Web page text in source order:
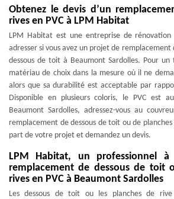
Obtenez le devis d’un
rives en PVC à LPM Habitat
LPM Habitat est une entreprise de rénovation
adresser si vous avez un projet de remplacement
dessous de toit à Beaumont Sardolles. Pour
matériau de choix dans la mesure où il ne
alors que sa durabilité est acceptable par
Disponible en plusieurs coloris, le PVC est
Beaumont Sardolles, adressez-vous au
remplacement de dessous de toit ou de planches
part de votre projet et demandez un devis.
LPM Habitat, un professionnel
remplacement de dessous de toit
rives en PVC à Beaumont Sardolles
Les dessous de toit ou les planches de